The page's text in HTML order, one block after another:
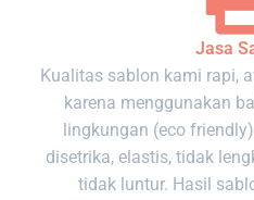
Jasa
Kualitas sablon kami rapi,
karena menggunakan
lingkungan (eco
disetrika, elastis, tidak
tidak luntur. Hasil